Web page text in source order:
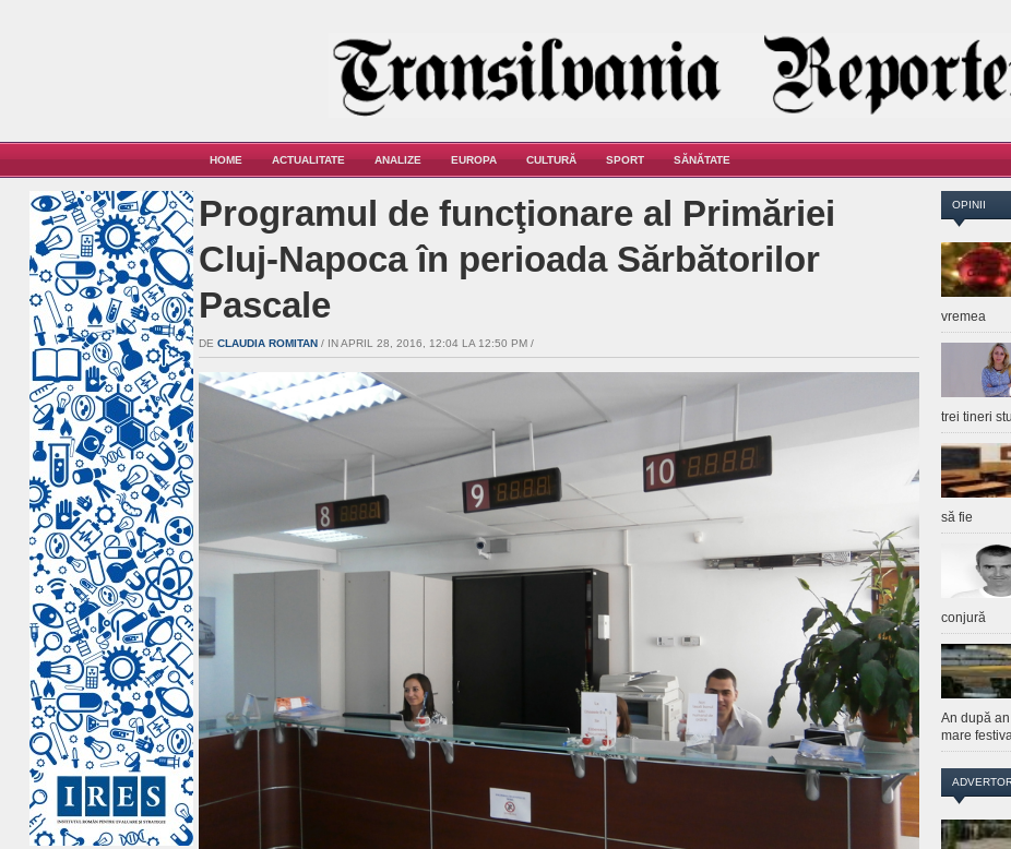
HOME ACTUALITATE ANALIZE EUROPA CULTURĂ SPORT SĂNĂTATE
Programul de funcţionare al Primăriei
Cluj-Napoca în perioada Sărbătorilor
Pascale
DE CLAUDIA ROMITAN / IN APRIL 28, 2016, 12:04 LA 12:50 PM /
OPINII
vremea
trei tineri
să fie
conjură
An după
mare